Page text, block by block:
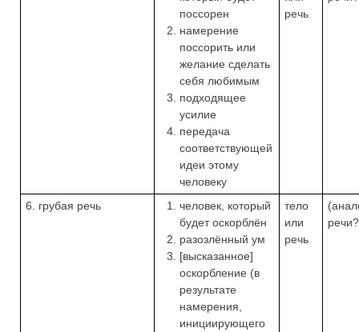
поссорен
намерение
поссорить или
желание сделать
себя любимым
подходящее
усилие
передача
соответствующей
идеи этому
человеку
речь
6. грубая речь
человек, который
будет оскорблён
разозлённый ум
[высказанное]
оскорбление (в
результате
намерения,
инициирующего
тело
или
речь